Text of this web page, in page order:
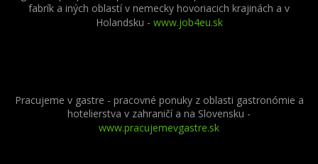
fabrík a iných oblastí v nemecky hovoriacich krajinách a v
Holandsku - www.job4eu.sk
Pracujeme v gastre - pracovné ponuky z oblasti gastronómie a
hotelierstva v zahraničí a na Slovensku -
www.pracujemevgastre.sk